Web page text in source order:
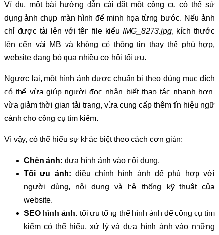
Ví dụ, một bài hướng dẫn cài đặt một công cụ có thể sử
dụng ảnh chụp màn hình để minh họa từng bước. Nếu ảnh
chỉ được tải lên với tên file kiểuIMG_8273.jpg, kích thước
lên đến vài MB và không có thông tin thay thế phù hợp,
website đang bỏ qua nhiều cơ hội tối ưu.
Ngược lại, một hình ảnh được chuẩn bị theo đúng mục đích
có thể vừa giúp người đọc nhận biết thao tác nhanh hơn,
vừa giảm thời gian tải trang, vừa cung cấp thêm tín hiệu ngữ
cảnh cho công cụ tìm kiếm.
Vì vậy, có thể hiểu sự khác biệt theo cách đơn giản:
Chèn ảnh: đưa hình ảnh vào nội dung.
Tối ưu ảnh: điều chỉnh hình ảnh để phù hợp với
người dùng, nội dung và hệ thống kỹ thuật của
website.
SEO hình ảnh: tối ưu tổng thể hình ảnh để công cụ tìm
kiếm có thể hiểu, xử lý và đưa hình ảnh vào những